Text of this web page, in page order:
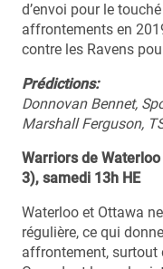
d’envoi pour le
affrontements en
contre les Ravens
Prédictions:
Donnovan Bennet,
Marshall Ferguson,
Warriors de Waterloo
3), samedi 13h HE
Waterloo et Ottawa
régulière, ce qui
affrontement, surtout